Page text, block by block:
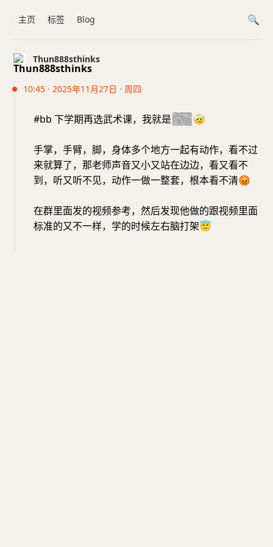
Thun888sthinks
10:45 · 2025年11月27日 · 周四
#bb 下学期再选武术课，我就是傻哔🤕
手掌，手臂，脚，身体多个地方一起有动作，看不过
来就算了，那老师声音又小又站在边边，看又看不
到，听又听不见，动作一做一整套，根本看不清😡
在群里面发的视频参考，然后发现他做的跟视频里面
标准的又不一样，学的时候左右脑打架😇
主页 标签 Blog